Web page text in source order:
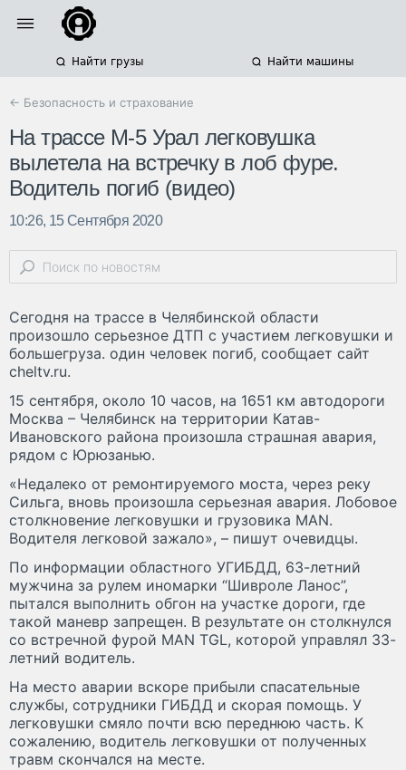
Найти грузы Найти машины
← Безопасность и страхование
На трассе М-5 Урал легковушка
вылетела на встречку в лоб фуре.
Водитель погиб (видео)
10:26, 15 Сентября 2020
Сегодня на трассе в Челябинской области
произошло серьезное ДТП с участием легковушки и
большегруза. один человек погиб, сообщает сайт
cheltv.ru.
15 сентября, около 10 часов, на 1651 км автодороги
Москва – Челябинск на территории Катав-
Ивановского района произошла страшная авария,
рядом с Юрюзанью.
«Недалеко от ремонтируемого моста, через реку
Сильга, вновь произошла серьезная авария. Лобовое
столкновение легковушки и грузовика МАN.
Водителя легковой зажало», – пишут очевидцы.
По информации областного УГИБДД, 63-летний
мужчина за рулем иномарки “Шивроле Ланос”,
пытался выполнить обгон на участке дороги, где
такой маневр запрещен. В результате он столкнулся
со встречной фурой MAN TGL, которой управлял 33-
летний водитель.
На место аварии вскоре прибыли спасательные
службы, сотрудники ГИБДД и скорая помощь. У
легковушки смяло почти всю переднюю часть. К
сожалению, водитель легковушки от полученных
травм скончался на месте.